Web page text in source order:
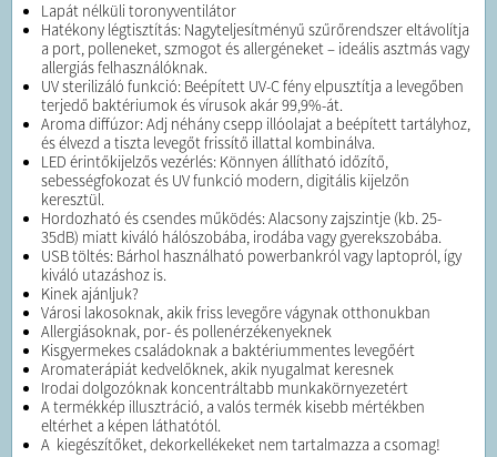
Lapát nélküli toronyventilátor
Hatékony légtisztítás: Nagyteljesítményű szűrőrendszer eltávolítja
a port, polleneket, szmogot és allergéneket – ideális asztmás vagy
allergiás felhasználóknak.
UV sterilizáló funkció: Beépített UV-C fény elpusztítja a levegőben
terjedő baktériumok és vírusok akár 99,9%-át.
Aroma diffúzor: Adj néhány csepp illóolajat a beépített tartályhoz,
és élvezd a tiszta levegőt frissítő illattal kombinálva.
LED érintőkijelzős vezérlés: Könnyen állítható időzítő,
sebességfokozat és UV funkció modern, digitális kijelzőn
keresztül.
Hordozható és csendes működés: Alacsony zajszintje (kb. 25-
35dB) miatt kiváló hálószobába, irodába vagy gyerekszobába.
USB töltés: Bárhol használható powerbankról vagy laptopról, így
kiváló utazáshoz is.
Kinek ajánljuk?
Városi lakosoknak, akik friss levegőre vágynak otthonukban
Allergiásoknak, por- és pollenérzékenyeknek
Kisgyermekes családoknak a baktériummentes levegőért
Aromaterápiát kedvelőknek, akik nyugalmat keresnek
Irodai dolgozóknak koncentráltabb munkakörnyezetért
A termékkép illusztráció, a valós termék kisebb mértékben
eltérhet a képen láthatótól.
A kiegészítőket, dekorkellékeket nem tartalmazza a csomag!